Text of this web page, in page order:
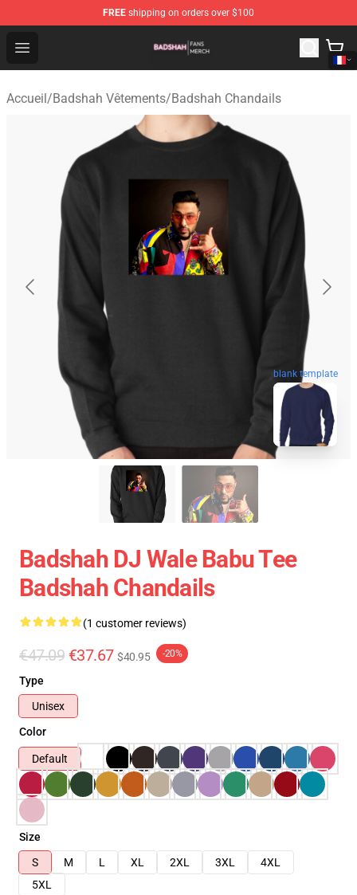
FREE shipping on orders over $100
Open menu
Badshah Shop - Official Badshah Merchandise Store
Accueil/Badshah Vêtements/Badshah Chandails
blank template
Badshah DJ Wale Babu Tee
Badshah Chandails
(1 customer reviews)
€47.09 €37.67 $40.95 -20%
Type
Unisex
Color
Default
Size
S
M L XL 2XL 3XL
4XL
5XL